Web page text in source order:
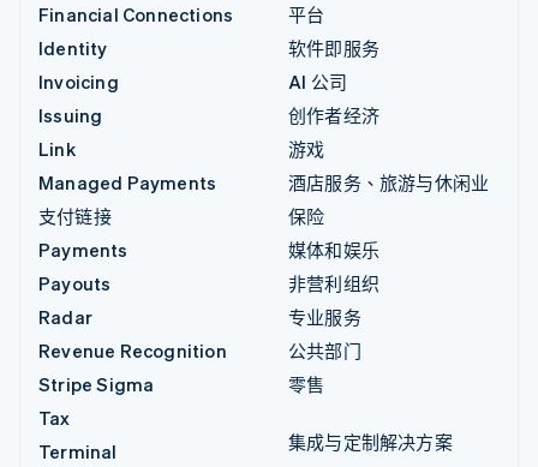
Financial Connections
Identity
Invoicing
Issuing
Link
Managed Payments
支付链接
Payments
Payouts
Radar
Revenue Recognition
Stripe Sigma
Tax
Terminal
平台
软件即服务
AI 公司
创作者经济
游戏
酒店服务、旅游与休闲业
保险
媒体和娱乐
非营利组织
专业服务
公共部门
零售
集成与定制解决方案